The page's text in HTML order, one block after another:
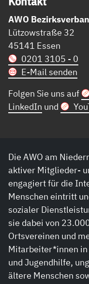
AWO
Lützowstraße 32
45141 Essen
0201 3105 - 0
E-Mail senden
Folgen Sie uns auf
LinkedIn und
Die AWO am
aktiver Mitglieder-
engagiert für die
Menschen eintritt
sozialer
sie dabei von
Ortsvereinen und
Mitarbeiter*innen
und Jugendhilfe,
ältere Menschen